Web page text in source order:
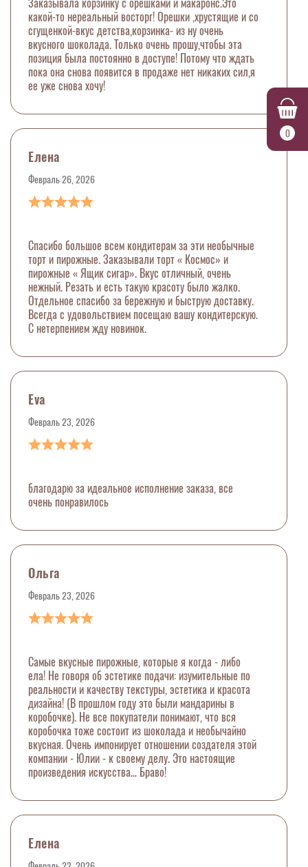
0
Заказывала корзинку с орешками и макаронс.Это
какой-то нереальный восторг! Орешки ,хрустящие и со
сгущенкой-вкус детства,корзинка- из ну очень
вкусного шоколада. Только очень прошу,чтобы эта
позиция была постоянно в доступе! Потому что ждать
пока она снова появится в продаже нет никаких сил,я
ее уже снова хочу!
Елена
Февраль 26, 2026
Спасибо большое всем кондитерам за эти необычные
торт и пирожные. Заказывали торт « Космос» и
пирожные « Ящик сигар». Вкус отличный, очень
нежный. Резать и есть такую красоту было жалко.
Отдельное спасибо за бережную и быструю доставку.
Всегда с удовольствием посещаю вашу кондитерскую.
С нетерпением жду новинок.
Eva
Февраль 23, 2026
благодарю за идеальное исполнение заказа, все
очень понравилось
Ольга
Февраль 23, 2026
Самые вкусные пирожные, которые я когда - либо
ела! Не говоря об эстетике подачи: изумительные по
реальности и качеству текстуры, эстетика и красота
дизайна! (В прошлом году это были мандарины в
коробочке). Не все покупатели понимают, что вся
коробочка тоже состоит из шоколада и необычайно
вкусная. Очень импонирует отношении создателя этой
компании - Юлии - к своему делу. Это настоящие
произведения искусства… Браво!
Елена